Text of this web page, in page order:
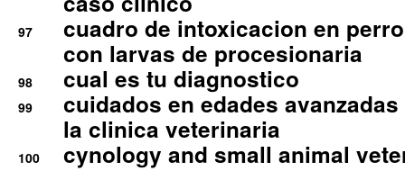
97
cuadro de intoxicacion en
con larvas de procesionaria
98 cual es tu diagnostico
99
cuidados en edades
la clinica veterinaria
100 cynology and small animal